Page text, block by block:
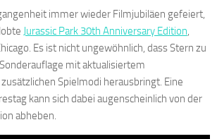
immer wieder Filmjubiläen gefeiert,
Jurassic Park 30th Anniversary Edition,
Es ist nicht ungewöhnlich, dass Stern zu
mit aktualisiertem
Spielmodi herausbringt. Eine
kann sich dabei augenscheinlich von der
abheben.